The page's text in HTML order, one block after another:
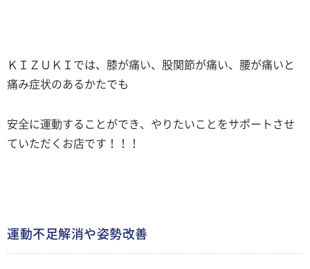
ＫＩＺＵＫＩでは、膝が痛い、股関節が痛い、腰が痛いと
痛み症状のあるかたでも
安全に運動することができ、やりたいことをサポートさせ
ていただくお店です！！！
運動不足解消や姿勢改善